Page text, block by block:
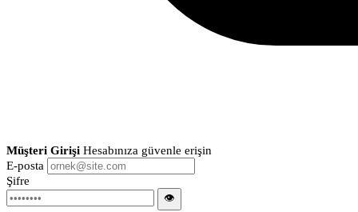
Müşteri Girişi Hesabınıza güvenle erişin
E-posta
Şifre
👁